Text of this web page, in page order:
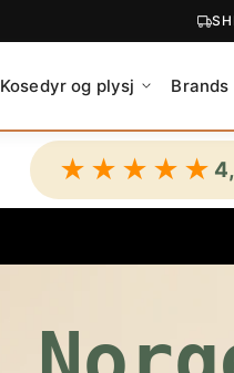
Kosedyr og plysj Brands
★★★★★